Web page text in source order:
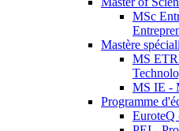
MSc
Mastère
MS
MS IE -
Programme
EuroteQ